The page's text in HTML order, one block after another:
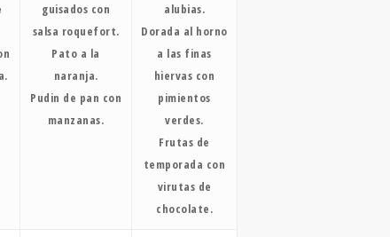
guisados con
salsa roquefort.
Pato a la
naranja.
Pudin de pan con
manzanas.
alubias.
Dorada al horno
a las finas
hiervas con
pimientos
verdes.
Frutas de
temporada con
virutas de
chocolate.